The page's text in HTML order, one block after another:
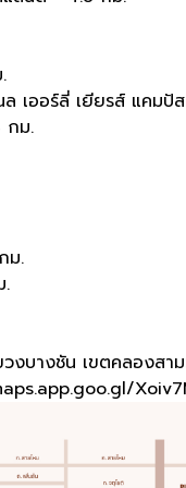
ล เออร์ลี่ เยียรส์ แคม
กม.
ม.
.
บางชัน เขตคลองสา